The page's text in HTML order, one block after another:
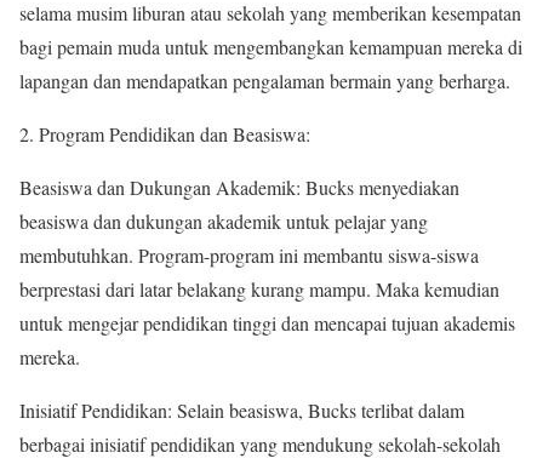
selama musim liburan atau sekolah yang memberikan kesempatan
bagi pemain muda untuk mengembangkan kemampuan mereka di
lapangan dan mendapatkan pengalaman bermain yang berharga.
2. Program Pendidikan dan Beasiswa:
Beasiswa dan Dukungan Akademik: Bucks menyediakan
beasiswa dan dukungan akademik untuk pelajar yang
membutuhkan. Program-program ini membantu siswa-siswa
berprestasi dari latar belakang kurang mampu. Maka kemudian
untuk mengejar pendidikan tinggi dan mencapai tujuan akademis
mereka.
Inisiatif Pendidikan: Selain beasiswa, Bucks terlibat dalam
berbagai inisiatif pendidikan yang mendukung sekolah-sekolah